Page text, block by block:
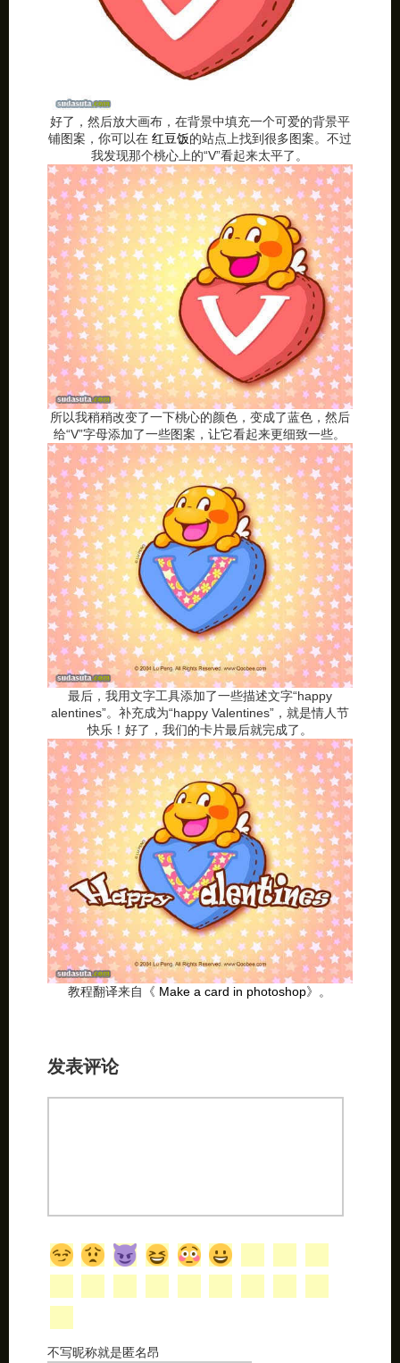
好了，然后放大画布，在背景中填充一个可爱的背景平
铺图案，你可以在 红豆饭的站点上找到很多图案。不过
我发现那个桃心上的“V”看起来太平了。
所以我稍稍改变了一下桃心的颜色，变成了蓝色，然后
给“V”字母添加了一些图案，让它看起来更细致一些。
最后，我用文字工具添加了一些描述文字“happy
alentines”。补充成为“happy Valentines”，就是情人节
快乐！好了，我们的卡片最后就完成了。
教程翻译来自《 Make a card in photoshop》。
发表评论
不写昵称就是匿名昂